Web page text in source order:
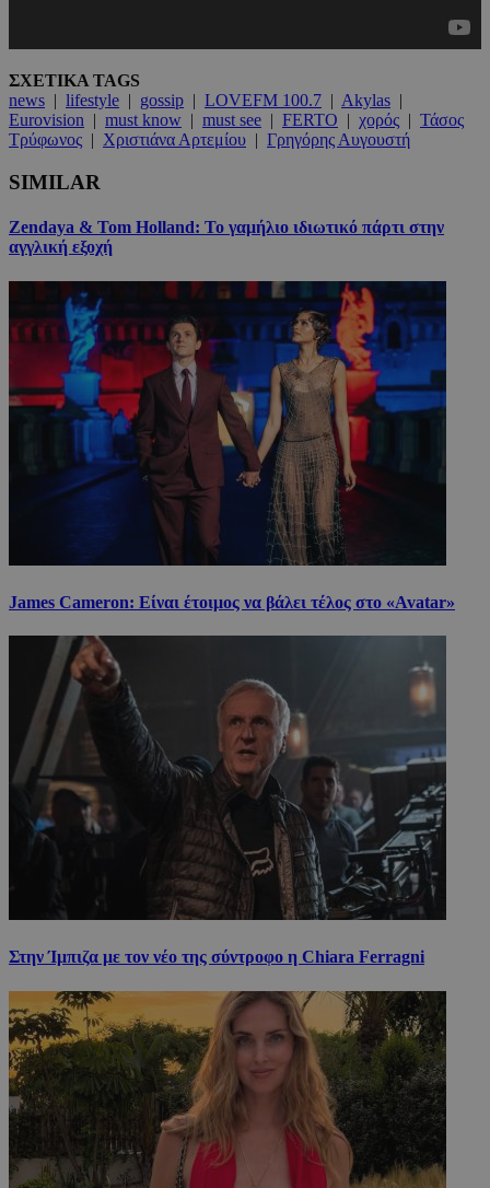
ΣΧΕΤΙΚΑ TAGS
news | lifestyle | gossip | LOVEFM 100.7 | Akylas |
Eurovision | must know | must see | FERTO | χορός | Τάσος
Τρύφωνος | Χριστιάνα Αρτεμίου | Γρηγόρης Αυγουστή
SIMILAR
Zendaya & Tom Holland: Το γαμήλιο ιδιωτικό πάρτι στην
αγγλική εξοχή
James Cameron: Είναι έτοιμος να βάλει τέλος στο «Avatar»
Στην Ίμπιζα με τον νέο της σύντροφο η Chiara Ferragni